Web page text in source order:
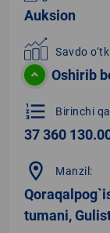
Auksion
Savdo
Oshirib
format_list_numbered Birinchi
37 360
location_on Manzil:
tumani,